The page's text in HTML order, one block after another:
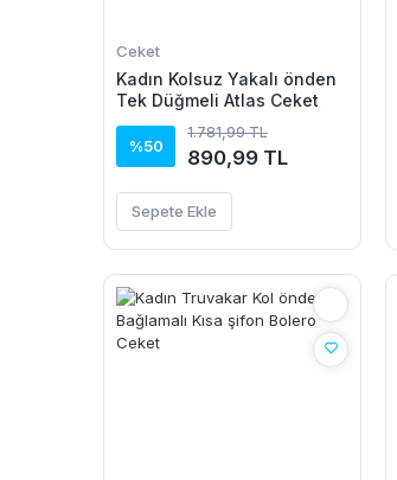
Ceket
Kadın Kolsuz Yakalı önden
Tek Düğmeli Atlas Ceket
%50
1.781,99 TL
890,99 TL
Sepete Ekle